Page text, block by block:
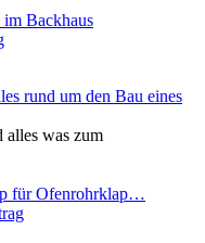
im Backhaus
rund um den Bau eines
alles was zum
für Ofenrohrklap…